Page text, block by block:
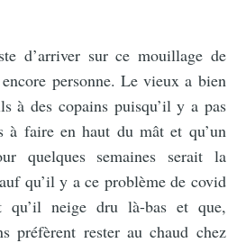
d’arriver sur ce mouillage de
personne. Le vieux a bien
à des copains puisqu’il y a pas
à faire en haut du mât et qu’un
quelques semaines serait la
qu’il y a ce problème de covid
neige dru là-bas et que,
préfèrent rester au chaud chez